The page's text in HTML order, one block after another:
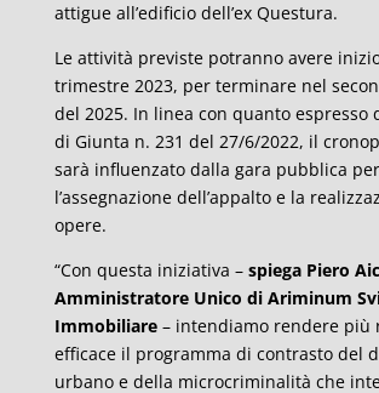
attigue all’edificio dell’ex Questura.
Le attività previste potranno avere
trimestre 2023, per terminare nel
del 2025. In linea con quanto espresso
di Giunta n. 231 del 27/6/2022, il
sarà influenzato dalla gara pubblica per
l’assegnazione dell’appalto e la
opere.
“Con questa iniziativa – spiega Piero
Amministratore Unico di Ariminum
Immobiliare– intendiamo rendere più
efficace il programma di contrasto del
urbano e della microcriminalità che